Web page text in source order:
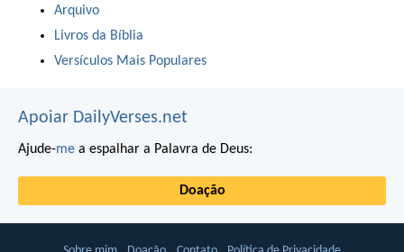
Arquivo
Livros da Bíblia
Versículos Mais Populares
Apoiar DailyVerses.net
Ajude-me a espalhar a Palavra de Deus:
Doação